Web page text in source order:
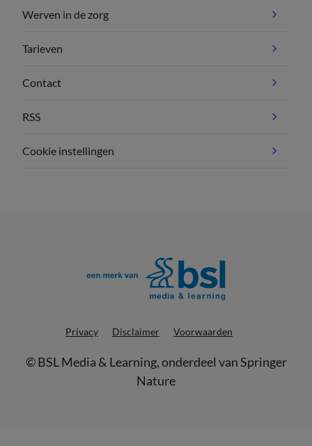
Werven in de zorg
Tarieven
Contact
RSS
Cookie instellingen
Privacy Disclaimer Voorwaarden
©BSL Media & Learning, onderdeel vanSpringer
Nature